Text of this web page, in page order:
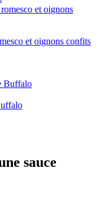
et oignons confits
sauce